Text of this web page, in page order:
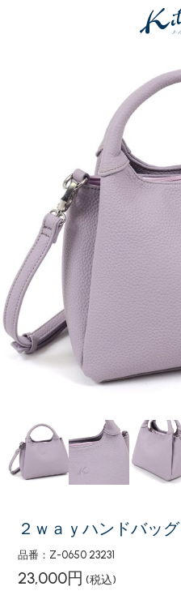
２ｗａｙハンドバッグ
品番：Z-0650 23231
23,000円 (税込)